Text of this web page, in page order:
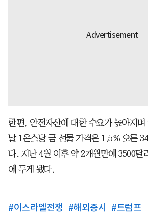
한편, 안전자산에 대한 수요가 높아지며
날 1온스당 금 선물 가격은 1.5% 오른
다. 지난 4월 이후 약 2개월만에 3500달
에 두게 됐다.
#이스라엘전쟁 #해외증시 #트럼프